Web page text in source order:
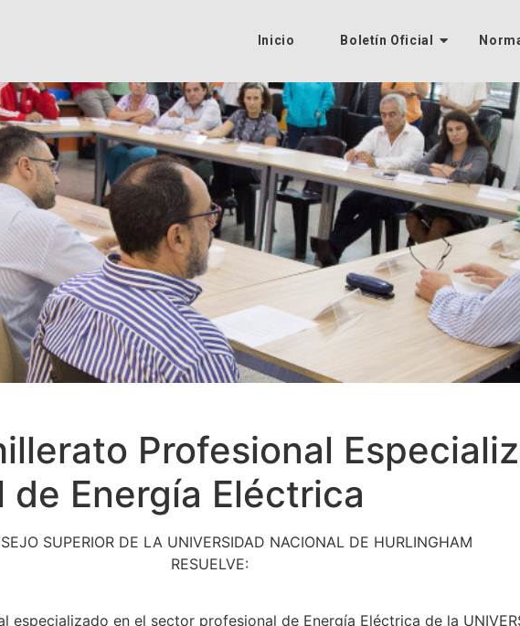
Inicio Boletín Oficial
Profesional
Energía Eléctrica
SUPERIOR DE LA UNIVERSIDAD NACIONAL DE HURLINGHAM
RESUELVE:
especializado en el sector profesional de Energía Eléctrica de la